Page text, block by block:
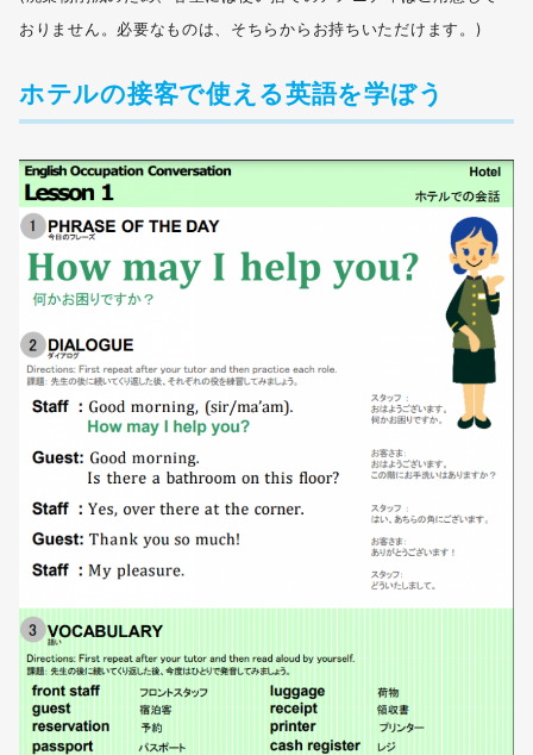
おりません。必要なものは、そちらからお持ちいただけます。)
ホテルの接客で使える英語を学ぼう